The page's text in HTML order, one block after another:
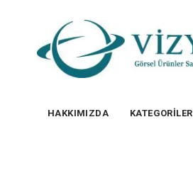
HAKKIMIZDA KATEGORİLER